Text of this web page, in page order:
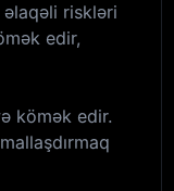
əlaqəli riskləri
edir,
kömək edir.